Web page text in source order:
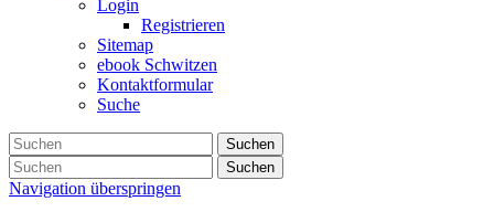
Login
Registrieren
Sitemap
ebook Schwitzen
Kontaktformular
Suche
Suchen
Suchen
Navigation überspringen